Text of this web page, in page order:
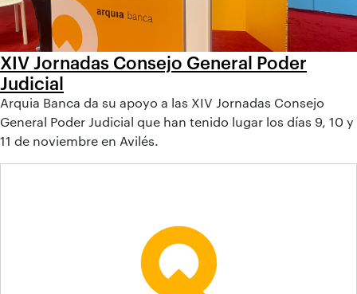
XIV Jornadas Consejo General Poder
Judicial
Arquia Banca da su apoyo a las XIV Jornadas Consejo
General Poder Judicial que han tenido lugar los días 9, 10 y
11 de noviembre en Avilés.